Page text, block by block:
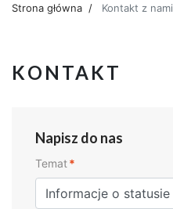
Strona główna Kontakt z nami
KONTAKT
Napisz do nas
Temat*